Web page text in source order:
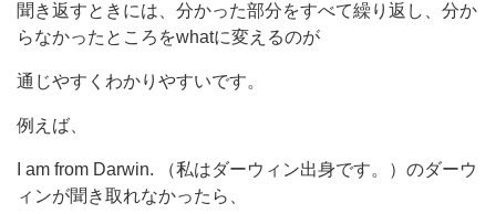
聞き返すときには、分かった部分をすべて繰り返し、分か
らなかったところをwhatに変えるのが
通じやすくわかりやすいです。
例えば、
I am from Darwin. （私はダーウィン出身です。）のダーウ
ィンが聞き取れなかったら、